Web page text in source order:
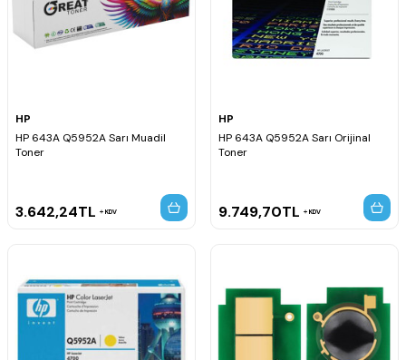
HP
HP 643A Q5952A Sarı Muadil
Toner
3.642,24TL KDV
HP
HP 643A Q5952A Sarı Orijinal
Toner
9.749,70TL KDV